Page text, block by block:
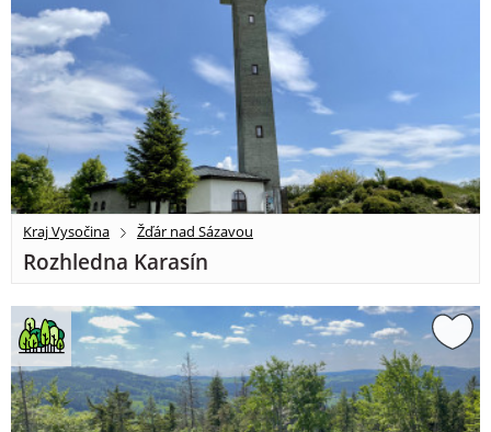
Kraj Vysočina Žďár nad Sázavou
Rozhledna Karasín